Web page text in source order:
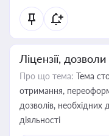
Ліцензії, дозволи
Про що тема: Тема
отримання,
дозволів,
діяльності